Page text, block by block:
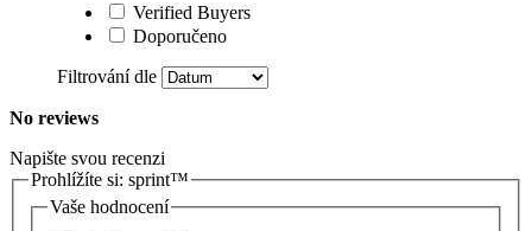
Verified Buyers
Doporučeno
Filtrování dle
No reviews
Napište svou recenzi
Prohlížíte si: sprint™
Vaše hodnocení